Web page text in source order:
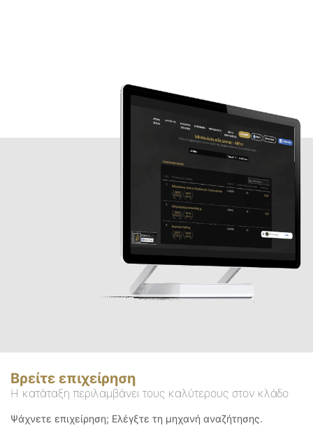
Βρείτε επιχείρηση
Η κατάταξη περιλαμβάνει τους καλύτερους στον κλάδο
Ψάχνετε επιχείρηση; Ελέγξτε τη μηχανή αναζήτησης.